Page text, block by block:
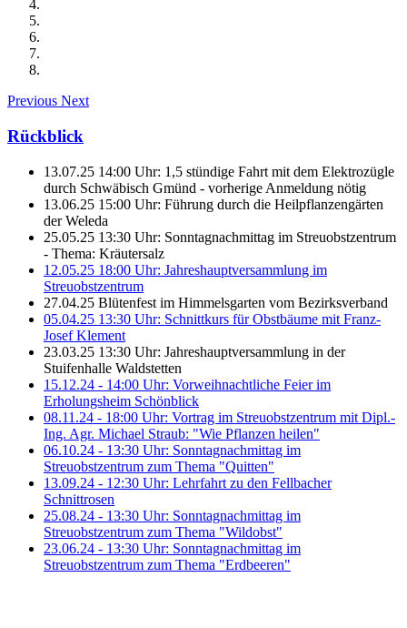
Previous Next
Rückblick
13.07.25 14:00 Uhr: 1,5 stündige Fahrt mit dem Elektrozügle
durch Schwäbisch Gmünd - vorherige Anmeldung nötig
13.06.25 15:00 Uhr: Führung durch die Heilpflanzengärten
der Weleda
25.05.25 13:30 Uhr: Sonntagnachmittag im Streuobstzentrum
- Thema: Kräutersalz
12.05.25 18:00 Uhr: Jahreshauptversammlung im
Streuobstzentrum
27.04.25 Blütenfest im Himmelsgarten vom Bezirksverband
05.04.25 13:30 Uhr: Schnittkurs für Obstbäume mit Franz-
Josef Klement
23.03.25 13:30 Uhr: Jahreshauptversammlung in der
Stuifenhalle Waldstetten
15.12.24 - 14:00 Uhr: Vorweihnachtliche Feier im
Erholungsheim Schönblick
08.11.24 - 18:00 Uhr: Vortrag im Streuobstzentrum mit Dipl.-
Ing. Agr. Michael Straub: "Wie Pflanzen heilen"
06.10.24 - 13:30 Uhr: Sonntagnachmittag im
Streuobstzentrum zum Thema "Quitten"
13.09.24 - 12:30 Uhr: Lehrfahrt zu den Fellbacher
Schnittrosen
25.08.24 - 13:30 Uhr: Sonntagnachmittag im
Streuobstzentrum zum Thema "Wildobst"
23.06.24 - 13:30 Uhr: Sonntagnachmittag im
Streuobstzentrum zum Thema "Erdbeeren"